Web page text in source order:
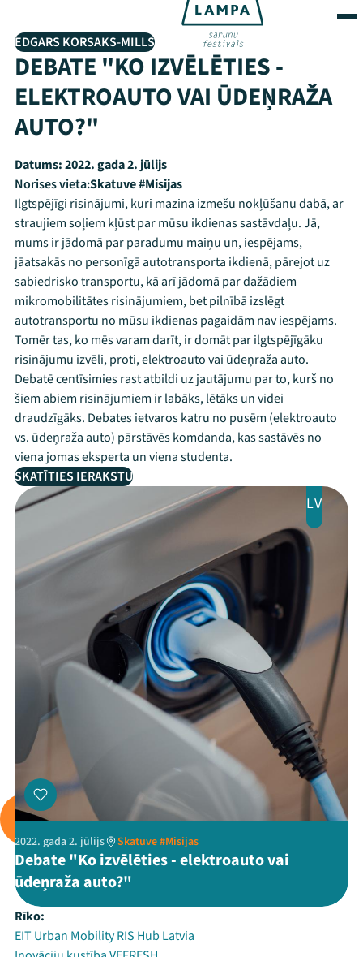
EDGARS KORSAKS-MILLS
DEBATE "KO IZVĒLĒTIES -
ELEKTROAUTO VAI ŪDEŅRAŽA
AUTO?"
Datums:2022. gada 2. jūlijs
Norises vieta:Skatuve #Misijas
Ilgtspējīgi risinājumi, kuri mazina izmešu nokļūšanu dabā, ar
straujiem soļiem kļūst par mūsu ikdienas sastāvdaļu. Jā,
mums ir jādomā par paradumu maiņu un, iespējams,
jāatsakās no personīgā autotransporta ikdienā, pārejot uz
sabiedrisko transportu, kā arī jādomā par dažādiem
mikromobilitātes risinājumiem, bet pilnībā izslēgt
autotransportu no mūsu ikdienas pagaidām nav iespējams.
Tomēr tas, ko mēs varam darīt, ir domāt par ilgtspējīgāku
risinājumu izvēli, proti, elektroauto vai ūdeņraža auto.
Debatē centīsimies rast atbildi uz jautājumu par to, kurš no
šiem abiem risinājumiem ir labāks, lētāks un videi
draudzīgāks. Debates ietvaros katru no pusēm (elektroauto
vs. ūdeņraža auto) pārstāvēs komdanda, kas sastāvēs no
viena jomas eksperta un viena studenta.
SKATĪTIES IERAKSTU
LV
2022. gada 2. jūlijs Skatuve #Misijas
Debate "Ko izvēlēties - elektroauto vai
ūdeņraža auto?"
Rīko:
EIT Urban Mobility RIS Hub Latvia